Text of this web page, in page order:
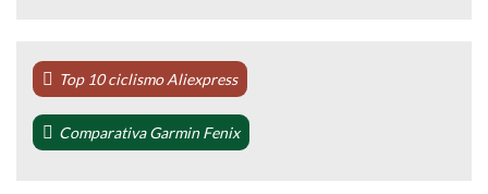
Top 10 ciclismo Aliexpress
Comparativa Garmin Fenix